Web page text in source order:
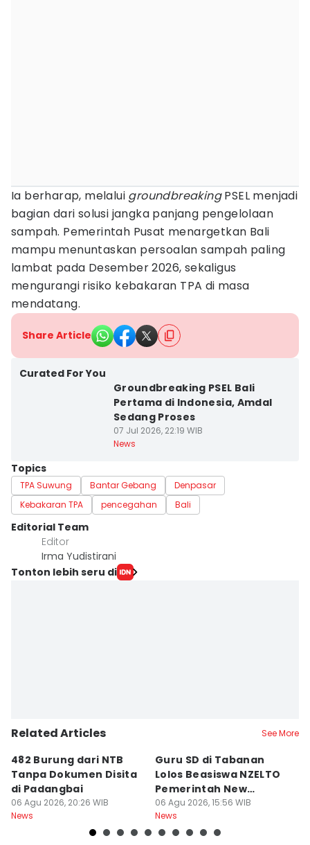
Ia berharap, melalui groundbreakingPSEL menjadi
bagian dari solusi jangka panjang pengelolaan
sampah. Pemerintah Pusat menargetkan Bali
mampu menuntaskan persoalan sampah paling
lambat pada Desember 2026, sekaligus
mengurangi risiko kebakaran TPA di masa
mendatang.
Share Article
Curated For You
Groundbreaking PSEL Bali
Pertama di Indonesia, Amdal
Sedang Proses
07 Jul 2026, 22:19 WIB
News
Topics
TPA Suwung Bantar Gebang
Denpasar
Kebakaran TPA
pencegahan Bali
Editorial Team
Editor
Irma Yudistirani
Tonton lebih seru di
Related Articles See More
482 Burung dari NTB
Tanpa Dokumen Disita
di Padangbai
06 Agu 2026, 20:26 WIB
News
Guru SD di Tabanan
Lolos Beasiswa NZELTO
Pemerintah New
Zealand
06 Agu 2026, 15:56 WIB
News